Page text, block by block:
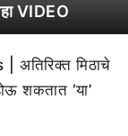
VIDEO
मिठाचे
शकतात ‘या’